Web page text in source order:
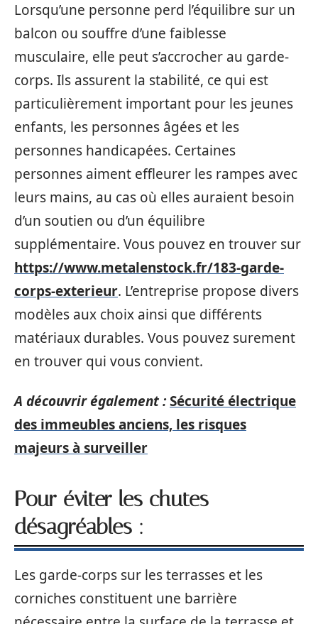
Lorsqu’une personne perd l’équilibre sur un
balcon ou souffre d’une faiblesse
musculaire, elle peut s’accrocher au garde-
corps. Ils assurent la stabilité, ce qui est
particulièrement important pour les jeunes
enfants, les personnes âgées et les
personnes handicapées. Certaines
personnes aiment effleurer les rampes avec
leurs mains, au cas où elles auraient besoin
d’un soutien ou d’un équilibre
supplémentaire. Vous pouvez en trouver sur
https://www.metalenstock.fr/183-garde-
corps-exterieur. L’entreprise propose divers
modèles aux choix ainsi que différents
matériaux durables. Vous pouvez surement
en trouver qui vous convient.
A découvrir également :Sécurité électrique
des immeubles anciens, les risques
majeurs à surveiller
Pour éviter les chutes
désagréables :
Les garde-corps sur les terrasses et les
corniches constituent une barrière